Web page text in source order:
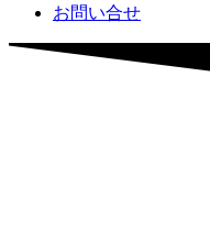
お問い合せ